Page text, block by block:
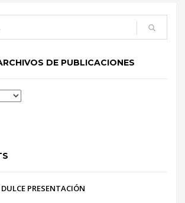
DE PUBLICACIONES
PRESENTACIÓN